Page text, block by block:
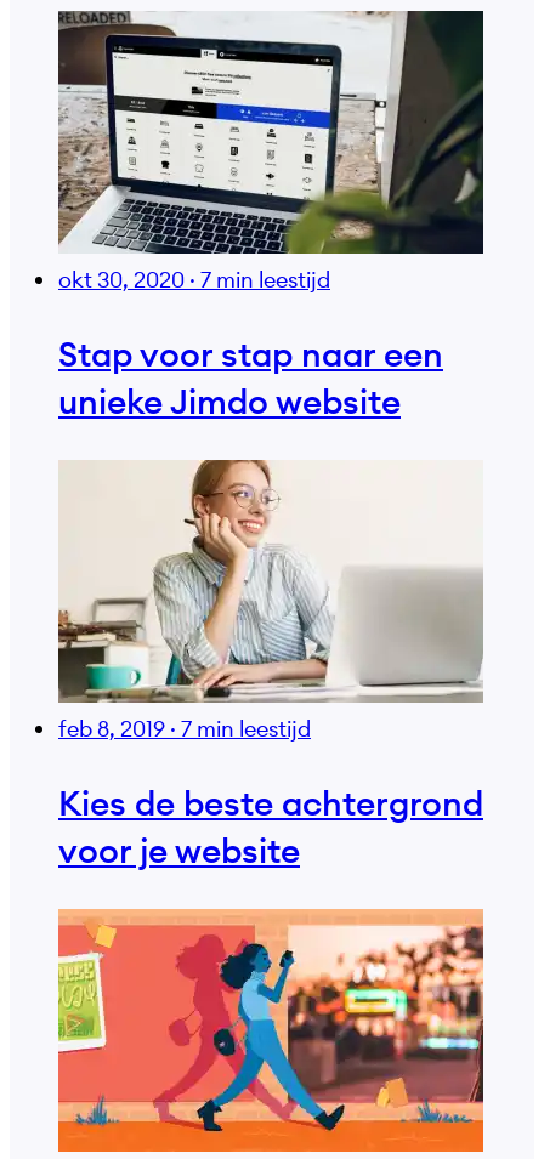
okt 30, 2020 · 7 min leestijd
Stap voor stap naar een
unieke Jimdo website
feb 8, 2019 · 7 min leestijd
Kies de beste achtergrond
voor je website